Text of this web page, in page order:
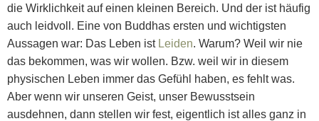
die Wirklichkeit auf einen kleinen Bereich. Und der ist häufig
auch leidvoll. Eine von Buddhas ersten und wichtigsten
Aussagen war: Das Leben ist Leiden. Warum? Weil wir nie
das bekommen, was wir wollen. Bzw. weil wir in diesem
physischen Leben immer das Gefühl haben, es fehlt was.
Aber wenn wir unseren Geist, unser Bewusstsein
ausdehnen, dann stellen wir fest, eigentlich ist alles ganz in